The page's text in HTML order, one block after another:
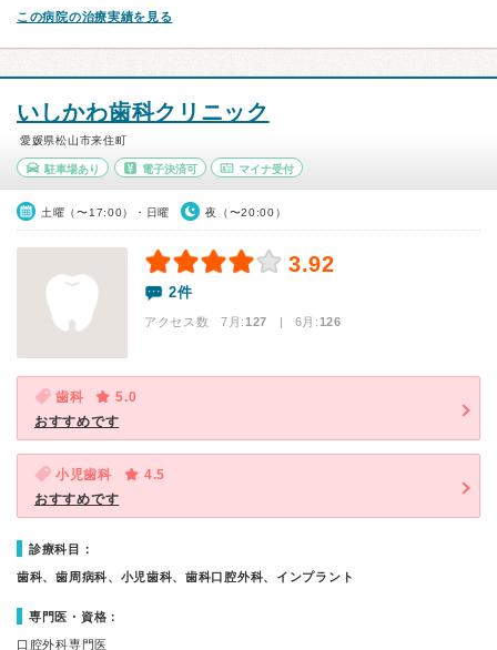
この病院の治療実績を見る
いしかわ歯科クリニック
愛媛県松山市来住町
駐車場あり 電子決済可 マイナ受付
土曜（〜17:00）・日曜 夜（〜20:00）
3.92
2件
アクセス数 7月:127 | 6月:126
歯科
5.0
おすすめです
小児歯科
4.5
おすすめです
診療科目：
歯科、歯周病科、小児歯科、歯科口腔外科、インプラント
専門医・資格：
口腔外科専門医